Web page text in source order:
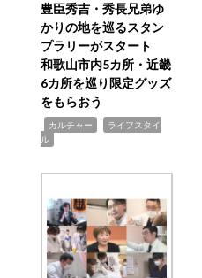
豊臣秀吉・秀長兄弟ゆ
かりの地を巡るスタン
プラリーがスタート
和歌山市内5カ所・近畿
6カ所を巡り限定グッズ
をもらおう
カルチャー
ライフスタイ
ル